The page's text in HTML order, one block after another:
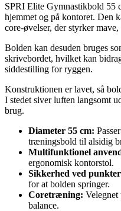
SPRI Elite Gymnastikbold 55
hjemmet og på kontoret. Den
core-øvelser, der styrker
Bolden kan desuden bruges
skrivebordet, hvilket kan
siddestilling for ryggen.
Konstruktionen er lavet, så
I stedet siver luften langsomt
brug.
Diameter 55 cm:
træningsbold til alsidig
Multifunktionel
ergonomisk kontorstol.
Sikkerhed ved
for at bolden springer.
Coretræning: Velegnet
balance.